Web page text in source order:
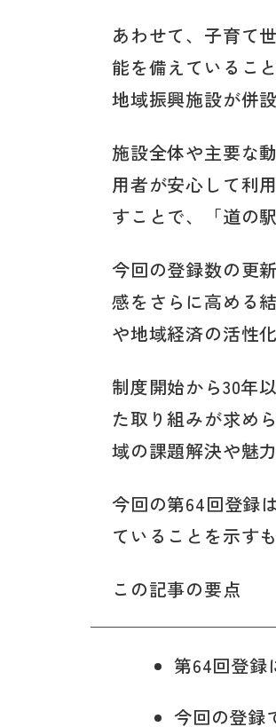
あわせて、子育て
能を備えているこ
地域振興施設が併
施設全体や主要な
用者が安心して利
すことで、「道の
今回の登録数の更
感をさらに高める
や地域経済の活性
制度開始から30年
た取り組みが求め
域の課題解決や魅
今回の第64回登録
ていることを示す
この記事の要点
第64回登録
今回の登録